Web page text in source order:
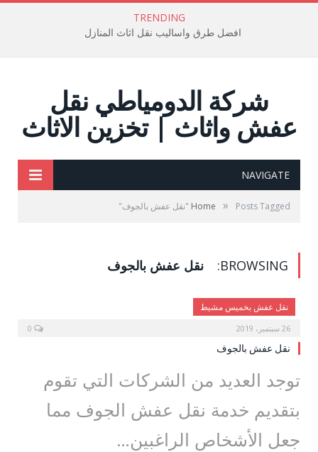
TRENDING
افضل طرق واساليب نقل اثاث المنازل
شركة الدومياطي نقل
عفش واثاث | تخزين الاثاث
NAVIGATE
Home » Posts Tagged "نقل عفش بالجوف"
BROWSING: نقل عفش بالجوف
نقل عفش بخميس مشيط
26 سبتمبر، 2019
نقل عفش بالجوف
توجد العديد من الشركات التي تقوم
بتقديم خدمة نقل عفش الجوف مما
جعل الأشخاص الراغبين…